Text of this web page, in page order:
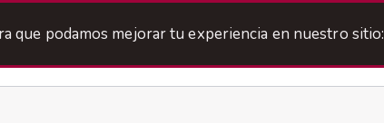
que podamos mejorar tu experiencia en nuestro sitio: